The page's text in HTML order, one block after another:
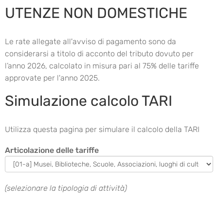
UTENZE NON DOMESTICHE
Le rate allegate all'avviso di pagamento sono da
considerarsi a titolo di acconto del tributo dovuto per
l’anno 2026, calcolato in misura pari al 75% delle tariffe
approvate per l'anno 2025.
Simulazione calcolo TARI
Utilizza questa pagina per simulare il calcolo della TARI
Articolazione delle tariffe
(selezionare la tipologia di attività)